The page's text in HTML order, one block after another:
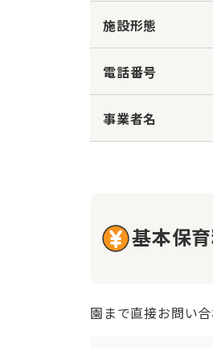
施設形態
電話番号
事業者名
基本保
園まで直接お問い合